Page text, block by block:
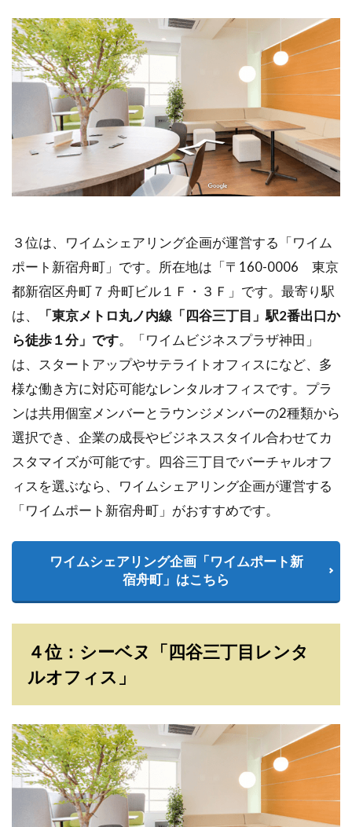
３位は、ワイムシェアリング企画が運営する「ワイム
ポート新宿舟町」です。所在地は「〒160-0006 東京
都新宿区舟町７ 舟町ビル１Ｆ・３Ｆ」です。最寄り駅
は、
「東京メトロ丸ノ内線「四谷三丁目」駅2番出口か
ら徒歩１分」です。「ワイムビジネスプラザ神田」
は、スタートアップやサテライトオフィスになど、多
様な働き方に対応可能なレンタルオフィスです。プラ
ンは共用個室メンバーとラウンジメンバーの2種類から
選択でき、企業の成長やビジネススタイル合わせてカ
スタマイズが可能です。四谷三丁目でバーチャルオフ
ィスを選ぶなら、ワイムシェアリング企画が運営する
「ワイムポート新宿舟町」がおすすめです。
ワイムシェアリング企画「ワイムポート新
宿舟町」はこちら
４位：シーベヌ「四谷三丁目レンタ
ルオフィス」